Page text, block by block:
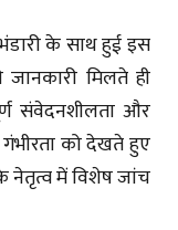
के साथ हुई इस
मिलते ही
संवेदनशीलता और
गंभीरता को देखते हुए
नेतृत्व में विशेष जांच